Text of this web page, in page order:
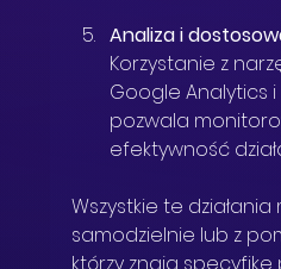
Analiza i
Korzystanie z
Google Analytics
pozwala
efektywność
Wszystkie te
samodzielnie lub z